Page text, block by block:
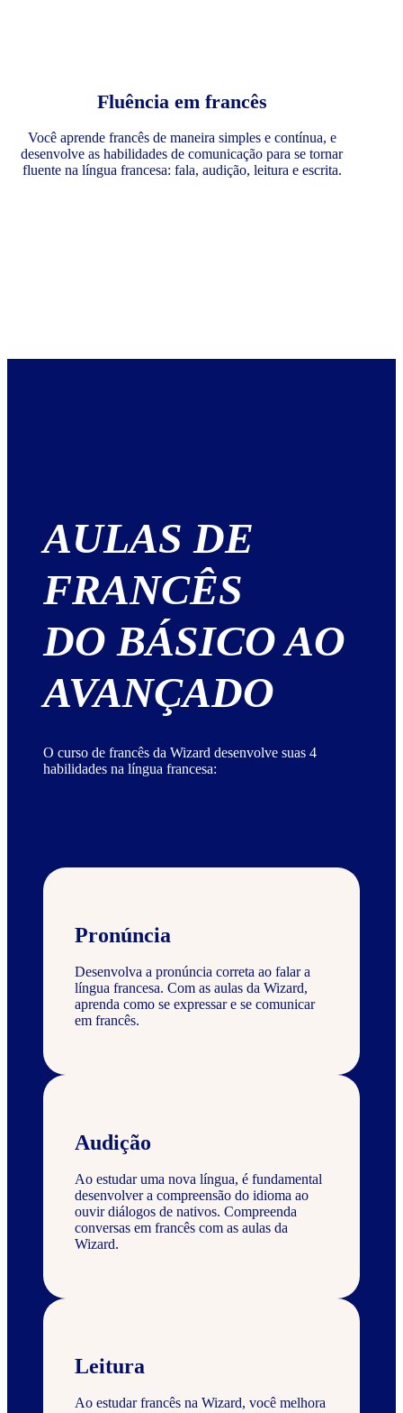
Fluência em francês
Você aprende francês de maneira simples e contínua, e
desenvolve as habilidades de comunicação para se tornar
fluente na língua francesa: fala, audição, leitura e escrita.
AULAS DE
FRANCÊS
DO BÁSICO AO
AVANÇADO
O curso de francês da Wizard desenvolve suas 4
habilidades na língua francesa:
Pronúncia
Desenvolva a pronúncia correta ao falar a
língua francesa. Com as aulas da Wizard,
aprenda como se expressar e se comunicar
em francês.
Audição
Ao estudar uma nova língua, é fundamental
desenvolver a compreensão do idioma ao
ouvir diálogos de nativos. Compreenda
conversas em francês com as aulas da
Wizard.
Leitura
Ao estudar francês na Wizard, você melhora